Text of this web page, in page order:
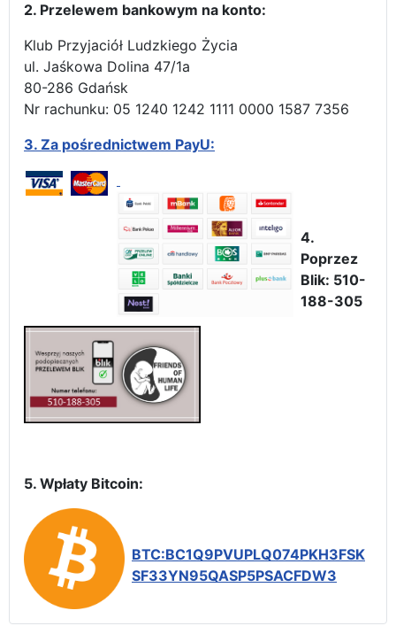
2. Przelewem bankowym na konto:
Klub Przyjaciół Ludzkiego Życia
ul. Jaśkowa Dolina 47/1a
80-286 Gdańsk
Nr rachunku: 05 1240 1242 1111 0000 1587 7356
3. Za pośrednictwem PayU:
4.
Poprzez
Blik: 510-
188-305
5. Wpłaty Bitcoin:
BTC:BC1Q9PVUPLQ074PKH3FSK
SF33YN95QASP5PSACFDW3